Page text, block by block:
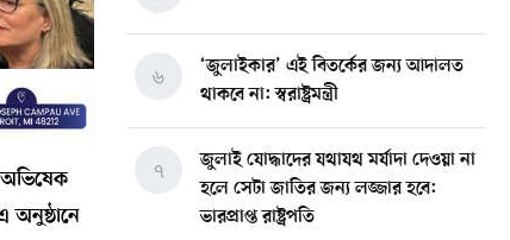
অভিষেক
অনুষ্ঠানে
‘জুলাইকার’ এই বিতর্কের জন্য আদালত
থাকবে না: স্বরাষ্ট্রমন্ত্রী
৬
জুলাই যোদ্ধাদের যথাযথ মর্যাদা দেওয়া না
হলে সেটা জাতির জন্য লজ্জার হবে:
ভারপ্রাপ্ত রাষ্ট্রপতি
৭